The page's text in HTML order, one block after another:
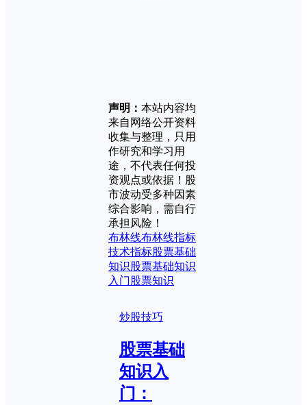
声明： 本站内容均
来自网络公开资料
收集与整理，只用
作研究和学习用
途，不代表任何投
资观点或依据！股
市波动受多种因素
综合影响，需自行
承担风险！
布林线布林线指标
技术指标股票基础
知识股票基础知识
入门 股票知识
炒股技巧
股票基础
知识入
门：